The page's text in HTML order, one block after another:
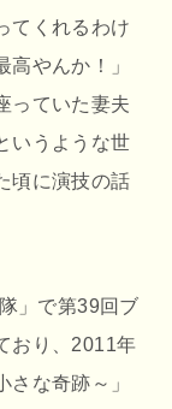
てくれるわけ
やんか！」
っていた妻夫
いうような世
頃に演技の話
」で第39回ブ
おり、2011年
な奇跡～」